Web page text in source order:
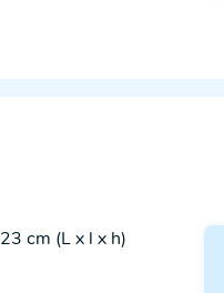
cm (L x l x h)